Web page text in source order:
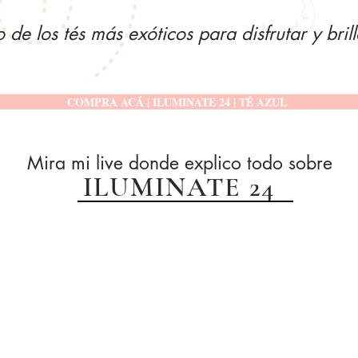
de los tés más exóticos para disfrutar y
COMPRA ACÁ | ILUMINATE 24 | TÉ AZUL
Mira mi live donde explico todo sobre
ILUMINATE 24